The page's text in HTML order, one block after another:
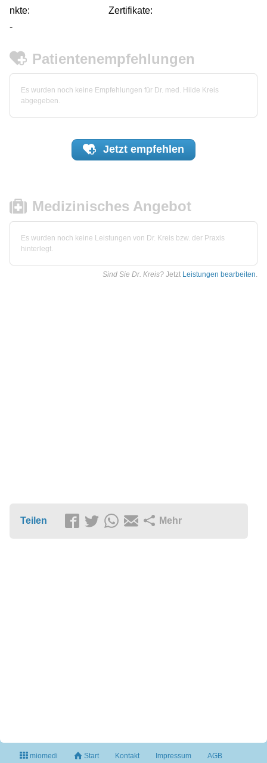
nkte:
Zertifikate:
-
Patientenempfehlungen
Es wurden noch keine Empfehlungen für Dr. med. Hilde Kreis
abgegeben.
Jetzt empfehlen
Medizinisches Angebot
Es wurden noch keine Leistungen von Dr. Kreis bzw. der Praxis
hinterlegt.
Sind Sie Dr. Kreis? Jetzt Leistungen bearbeiten.
Teilen Mehr
miomedi Start Kontakt Impressum AGB